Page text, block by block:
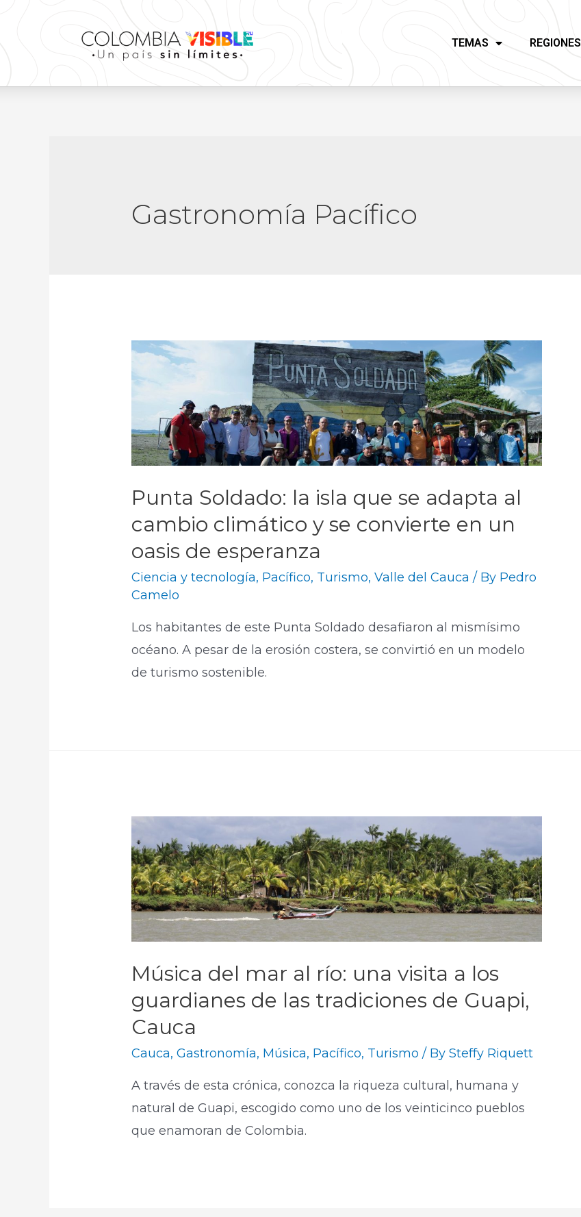
TEMAS REGIONES
Gastronomía Pacífico
Punta Soldado: la isla que se adapta al
cambio climático y se convierte en un
oasis de esperanza
Ciencia y tecnología, Pacífico, Turismo,Valle del Cauca / By Pedro
Camelo
Los habitantes de este Punta Soldado desafiaron al mismísimo
océano. A pesar de la erosión costera, se convirtió en un modelo
de turismo sostenible.​
Música del mar al río: una visita a los
guardianes de las tradiciones de Guapi,
Cauca
Cauca,Gastronomía, Música, Pacífico, Turismo / BySteffy Riquett
A través de esta crónica, conozca la riqueza cultural, humana y
natural de Guapi, escogido como uno de los veinticinco pueblos
que enamoran de Colombia.​